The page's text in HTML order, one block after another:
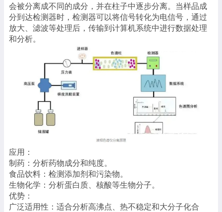
会被分离成不同的成分，并在柱子中逐步分离。当样品成
分到达检测器时，检测器可以将信号转化为电信号，通过
放大、滤波等处理后，传输到计算机系统中进行数据处理
和分析。
应用：
制药：分析药物成分和纯度。
食品饮料：检测添加剂和污染物。
生物化学：分析蛋白质、核酸等生物分子。
优势：
广泛适用性：适合分析高沸点、热不稳定和大分子化合